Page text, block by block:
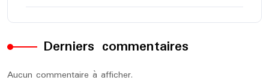
Derniers commentaires
Aucun commentaire à afficher.